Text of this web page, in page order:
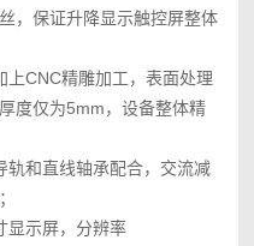
，保证升降显示触控屏整体
上CNC精雕加工，表面处理
度仅为5mm，设备整体精
轨和直线轴承配合，交流减
显示屏，分辨率